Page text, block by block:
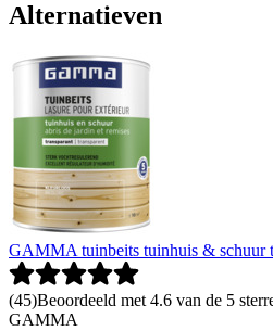
Alternatieven
GAMMA tuinbeits tuinhuis & schuur
(45)Beoordeeld met 4.6 van de 5
GAMMA